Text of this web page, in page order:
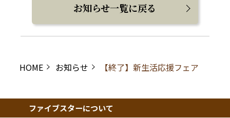
お知らせ一覧に戻る
HOME お知らせ 【終了】新生活応援フェア
ファイブスターについて